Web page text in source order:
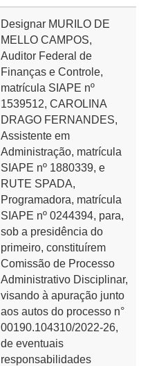
Designar MURILO DE
MELLO CAMPOS,
Auditor Federal de
Finanças e Controle,
matrícula SIAPE nº
1539512, CAROLINA
DRAGO FERNANDES,
Assistente em
Administração, matrícula
SIAPE nº 1880339, e
RUTE SPADA,
Programadora, matrícula
SIAPE nº 0244394, para,
sob a presidência do
primeiro, constituírem
Comissão de Processo
Administrativo Disciplinar,
visando à apuração junto
aos autos do processo n°
00190.104310/2022-26,
de eventuais
responsabilidades